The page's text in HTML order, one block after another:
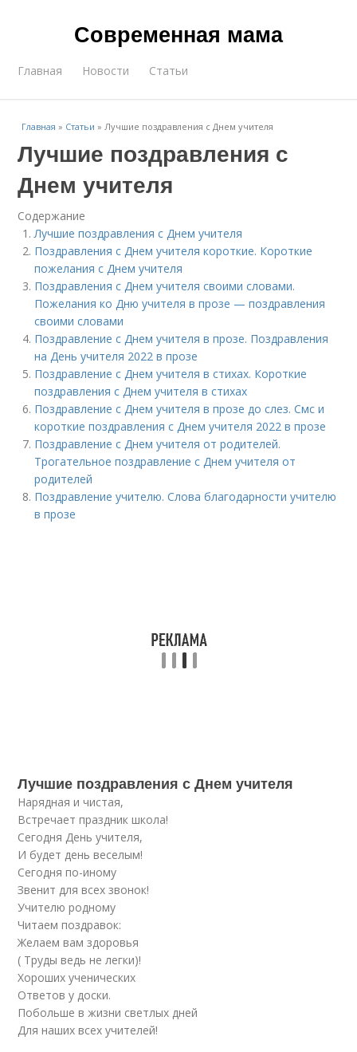
Современная мама
Главная Новости Статьи
Главная » Статьи »Лучшие поздравления с Днем учителя
Лучшие поздравления с
Днем учителя
Содержание
Лучшие поздравления с Днем учителя
Поздравления с Днем учителя короткие. Короткие
пожелания с Днем учителя
Поздравления с Днем учителя своими словами.
Пожелания ко Дню учителя в прозе — поздравления
своими словами
Поздравление с Днем учителя в прозе. Поздравления
на День учителя 2022 в прозе
Поздравление с Днем учителя в стихах. Короткие
поздравления с Днем учителя в стихах
Поздравление с Днем учителя в прозе до слез. Смс и
короткие поздравления с Днем учителя 2022 в прозе
Поздравление с Днем учителя от родителей.
Трогательное поздравление с Днем учителя от
родителей
Поздравление учителю. Слова благодарности учителю
в прозе
Лучшие поздравления с Днем учителя
Нарядная и чистая,
Встречает праздник школа!
Сегодня День учителя,
И будет день веселым!
Сегодня по-иному
Звенит для всех звонок!
Учителю родному
Читаем поздравок:
Желаем вам здоровья
( Труды ведь не легки)!
Хороших ученических
Ответов у доски.
Побольше в жизни светлых дней
Для наших всех учителей!